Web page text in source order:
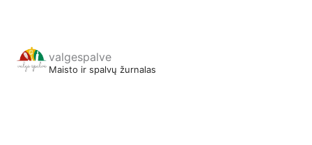
valgespalve
Maisto ir spalvų žurnalas